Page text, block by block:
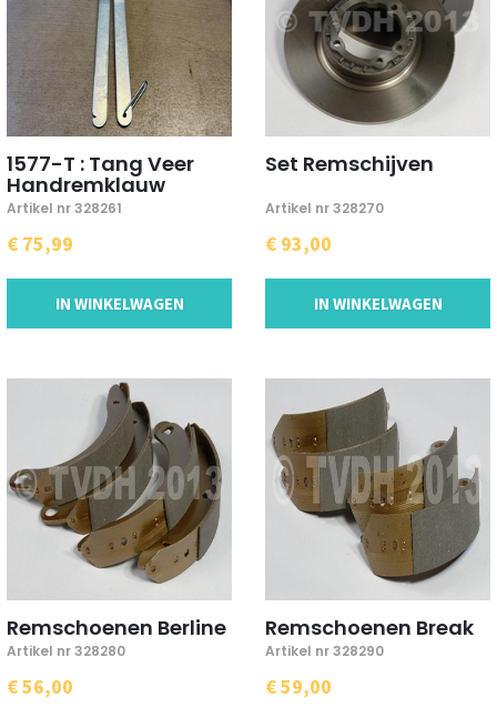
1577-T : Tang Veer
Handremklauw
Artikel nr 328261
€ 75,99
IN WINKELWAGEN
Set Remschijven
Artikel nr 328270
€ 93,00
IN WINKELWAGEN
Remschoenen Berline
Artikel nr 328280
€ 56,00
Remschoenen Break
Artikel nr 328290
€ 59,00